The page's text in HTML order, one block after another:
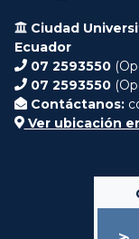
Ciudad
Ecuador
07 2593550
07 2593550
Contáctanos:
Ver ubicación